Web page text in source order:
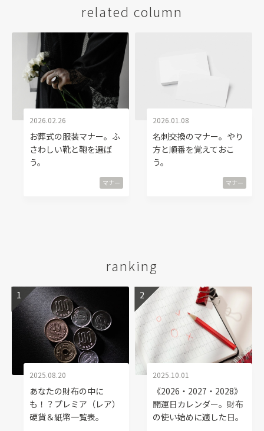
related column
2026.02.26
お葬式の服装マナー。ふ
さわしい靴と鞄を選ぼ
う。
マナー
2026.01.08
名刺交換のマナー。やり
方と順番を覚えておこ
う。
マナー
ranking
2025.08.20
あなたの財布の中に
も！？プレミア（レア）
硬貨＆紙幣一覧表。
2025.10.01
《2026・2027・2028》
開運日カレンダー。財布
の使い始めに適した日。